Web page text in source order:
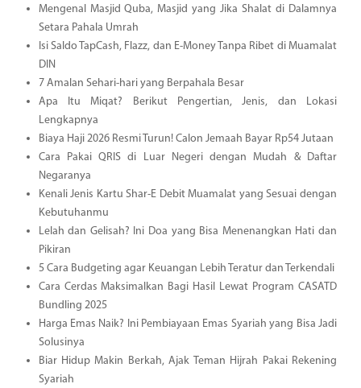
Mengenal Masjid Quba, Masjid yang Jika Shalat di Dalamnya
Setara Pahala Umrah
Isi Saldo TapCash, Flazz, dan E-Money Tanpa Ribet di Muamalat
DIN
7 Amalan Sehari-hari yang Berpahala Besar
Apa Itu Miqat? Berikut Pengertian, Jenis, dan Lokasi
Lengkapnya
Biaya Haji 2026 Resmi Turun! Calon Jemaah Bayar Rp54 Jutaan
Cara Pakai QRIS di Luar Negeri dengan Mudah & Daftar
Negaranya
Kenali Jenis Kartu Shar-E Debit Muamalat yang Sesuai dengan
Kebutuhanmu
Lelah dan Gelisah? Ini Doa yang Bisa Menenangkan Hati dan
Pikiran
5 Cara Budgeting agar Keuangan Lebih Teratur dan Terkendali
Cara Cerdas Maksimalkan Bagi Hasil Lewat Program CASATD
Bundling 2025
Harga Emas Naik? Ini Pembiayaan Emas Syariah yang Bisa Jadi
Solusinya
Biar Hidup Makin Berkah, Ajak Teman Hijrah Pakai Rekening
Syariah